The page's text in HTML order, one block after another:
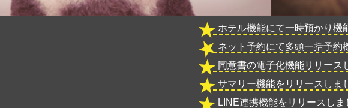
ホテル機能にて一時預かり機
ネット予約にて多頭一括予約
同意書の電子化機能リリース
サマリー機能をリリースしま
LINE連携機能をリリースしま